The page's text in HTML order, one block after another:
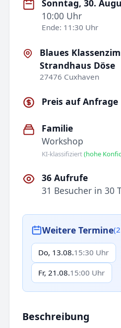
Sonntag, 30.
10:00 Uhr
Ende: 11:30 Uhr
Blaues
Strandhaus Döse
27476 Cuxhaven
Preis auf Anfrage
Familie
Workshop
KI-klassifiziert(hohe
36 Aufrufe
31 Besucher in 30
Weitere Termine
Do, 13.08.15:30 Uhr
Fr, 21.08.15:00 Uhr
Beschreibung